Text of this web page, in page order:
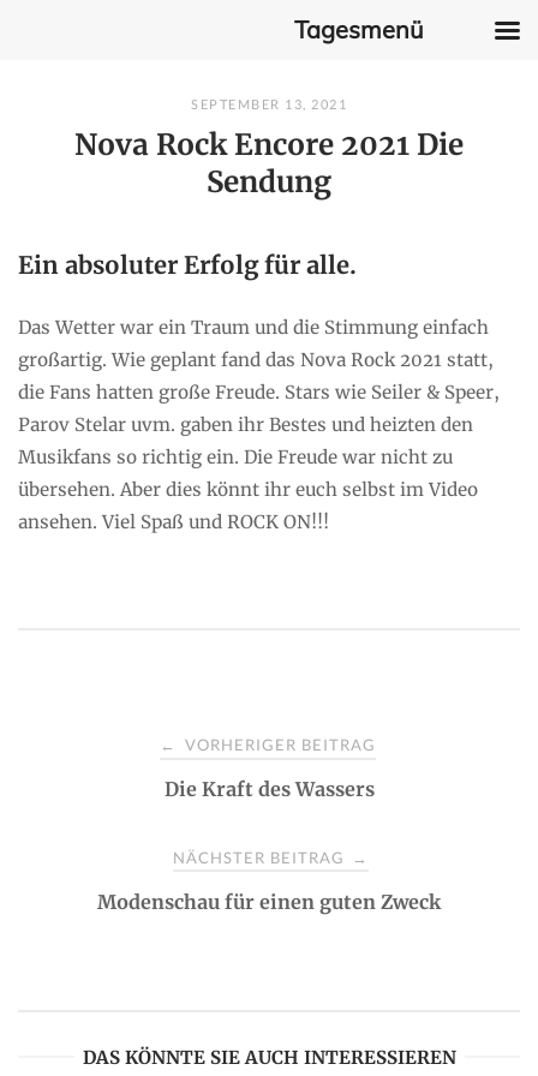
SEPTEMBER 13, 2021
Nova Rock Encore 2021 Die
Sendung
Ein absoluter Erfolg für alle.
Das Wetter war ein Traum und die Stimmung einfach
großartig. Wie geplant fand das Nova Rock 2021 statt,
die Fans hatten große Freude. Stars wie Seiler & Speer,
Parov Stelar uvm. gaben ihr Bestes und heizten den
Musikfans so richtig ein. Die Freude war nicht zu
übersehen. Aber dies könnt ihr euch selbst im Video
ansehen. Viel Spaß und ROCK ON!!!
← VORHERIGER BEITRAG
Die Kraft des Wassers
NÄCHSTER BEITRAG →
Modenschau für einen guten Zweck
DAS KÖNNTE SIE AUCH INTERESSIEREN
Tagesmenü